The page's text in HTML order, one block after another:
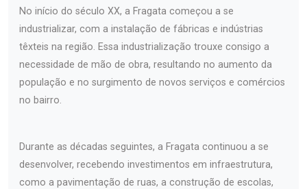
No início do século XX, a Fragata começou a se
industrializar, com a instalação de fábricas e indústrias
têxteis na região. Essa industrialização trouxe consigo a
necessidade de mão de obra, resultando no aumento da
população e no surgimento de novos serviços e comércios
no bairro.
Durante as décadas seguintes, a Fragata continuou a se
desenvolver, recebendo investimentos em infraestrutura,
como a pavimentação de ruas, a construção de escolas,